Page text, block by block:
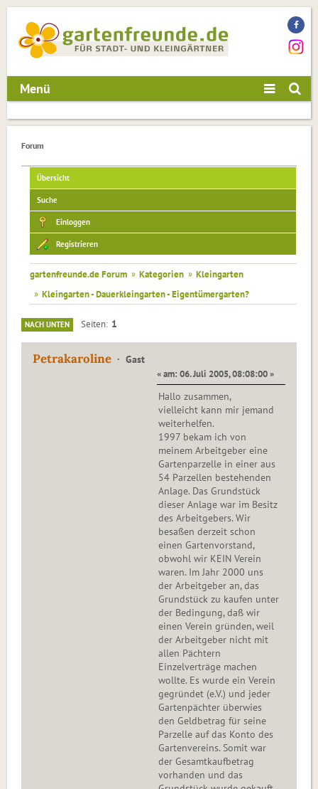
Menü
Forum
Übersicht
Suche
Einloggen
Registrieren
gartenfreunde.de Forum » Kategorien » Kleingarten
» Kleingarten - Dauerkleingarten - Eigentümergarten?
NACH UNTEN Seiten 1
Petrakaroline Gast
« am: 06. Juli 2005, 08:08:00 »
Hallo zusammen,
vielleicht kann mir jemand
weiterhelfen.
1997 bekam ich von
meinem Arbeitgeber eine
Gartenparzelle in einer aus
54 Parzellen bestehenden
Anlage. Das Grundstück
dieser Anlage war im Besitz
des Arbeitgebers. Wir
besaßen derzeit schon
einen Gartenvorstand,
obwohl wir KEIN Verein
waren. Im Jahr 2000 uns
der Arbeitgeber an, das
Grundstück zu kaufen unter
der Bedingung, daß wir
einen Verein gründen, weil
der Arbeitgeber nicht mit
allen Pächtern
Einzelverträge machen
wollte. Es wurde ein Verein
gegründet (e.V.) und jeder
Gartenpächter überwies
den Geldbetrag für seine
Parzelle auf das Konto des
Gartenvereins. Somit war
der Gesamtkaufbetrag
vorhanden und das